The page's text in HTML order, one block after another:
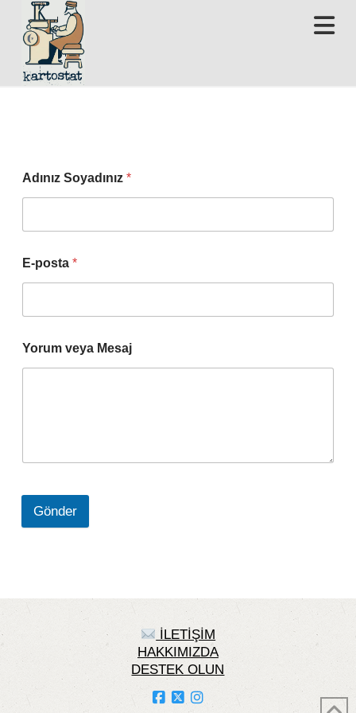
Adınız Soyadınız *
E-posta *
Yorum veya Mesaj
Gönder
İLETİŞİM
HAKKIMIZDA
DESTEK OLUN